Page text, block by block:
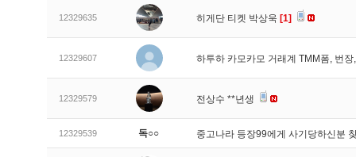
12329635 히게단 티켓 박상욱 [1]
12329607 하투하 카모카모 거래계 TMM폼, 번
12329579 전상수 **년생
12329539 독○○ 중고나라 등장99에게 사기당하신분